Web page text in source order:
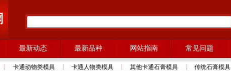
最新动态 最新品种 网站指南 常见问题
卡通动物类模具 卡通人物类模具 其他卡通石膏模具 传统石膏模具